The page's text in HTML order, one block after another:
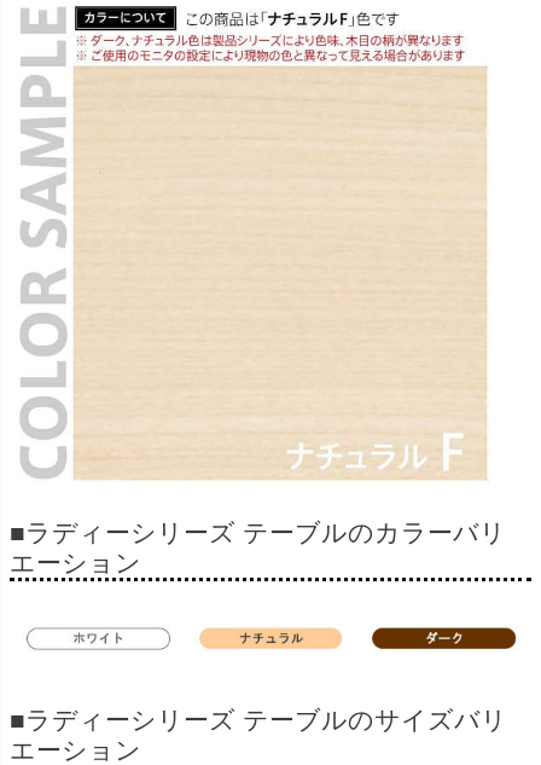
■ラディーシリーズ テーブルのカラーバリ
エーション
■ラディーシリーズ テーブルのサイズバリ
エーション